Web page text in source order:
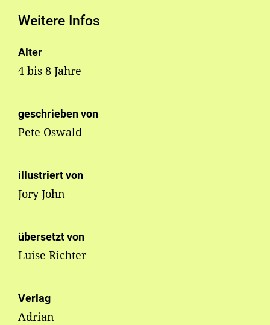
Weitere Infos
Alter
4 bis 8 Jahre
geschrieben von
Pete Oswald
illustriert von
Jory John
übersetzt von
Luise Richter
Verlag
Adrian